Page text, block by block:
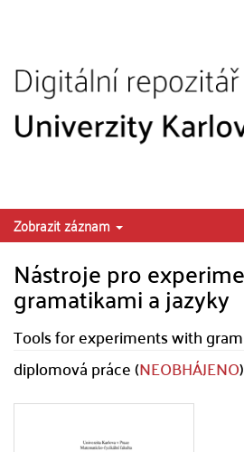
Zobrazit záznam
Nástroje pro
gramatikami a jazyky
Tools for experiments with
diplomová práce (NEOBHÁJENO)